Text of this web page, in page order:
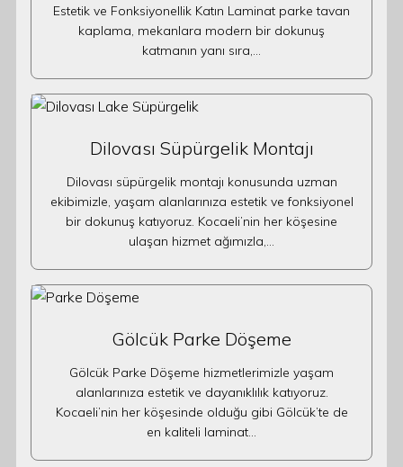
Estetik ve Fonksiyonellik Katın Laminat parke tavan
kaplama, mekanlara modern bir dokunuş
katmanın yanı sıra,…
Dilovası Süpürgelik Montajı
Dilovası süpürgelik montajı konusunda uzman
ekibimizle, yaşam alanlarınıza estetik ve fonksiyonel
bir dokunuş katıyoruz. Kocaeli’nin her köşesine
ulaşan hizmet ağımızla,…
Gölcük Parke Döşeme
Gölcük Parke Döşeme hizmetlerimizle yaşam
alanlarınıza estetik ve dayanıklılık katıyoruz.
Kocaeli’nin her köşesinde olduğu gibi Gölcük’te de
en kaliteli laminat…